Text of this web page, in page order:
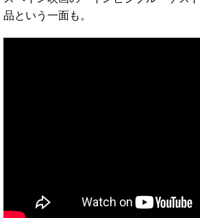
品という一面も。